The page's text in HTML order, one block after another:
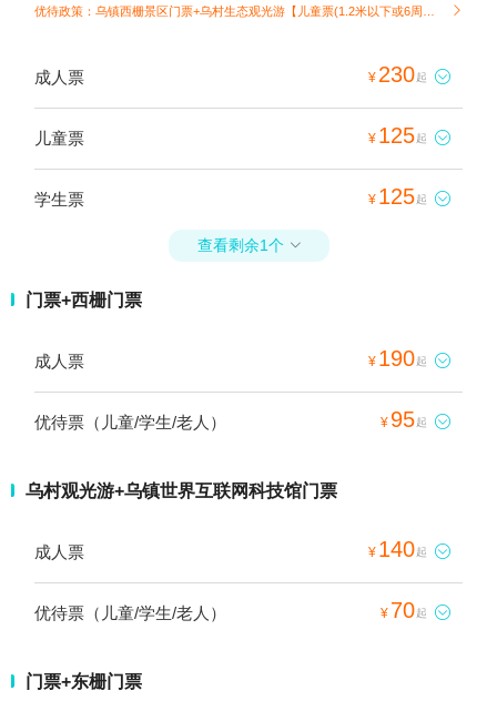

成人票 ¥ 230起 
儿童票 ¥ 125起 
学生票 ¥ 125起 
查看剩余1个 
门票+西栅门票
成人票 ¥ 190起 
优待票（儿童/学生/老人） ¥ 95起 
乌村观光游+乌镇世界互联网科技馆门票
成人票 ¥ 140起 
优待票（儿童/学生/老人） ¥ 70起 
门票+东栅门票